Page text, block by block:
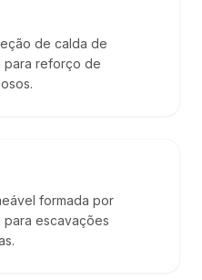
de calda de
para reforço de
formada por
para escavações